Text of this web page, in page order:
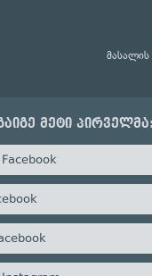
მასალის
მეტი პირველმა:
Facebook